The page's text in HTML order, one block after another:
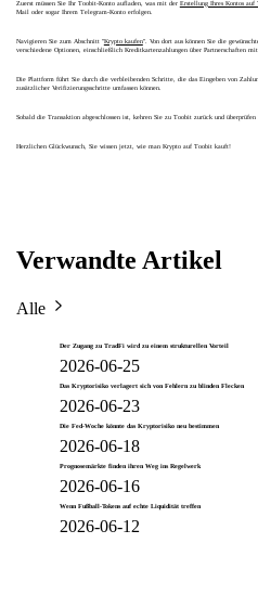
Zuerst müssen Sie Ihr Toobit-Konto aufladen, was mit der Erstellung Ihres Kontos auf
Mail oder sogar Ihrem Telegram-Konto erfolgen.
Navigieren Sie zum Abschnitt "Krypto kaufen". Von dort aus können Sie die
verschiedene Optionen, einschließlich Kreditkartenzahlungen über Partnerschaften
Die Plattform führt Sie durch die verbleibenden Schritte, die das Eingeben von
zusätzlicher Verifizierungsschritte umfassen können.
Sobald die Transaktion abgeschlossen ist, kehren Sie zu Toobit zurück und
Herzlichen Glückwunsch, Sie wissen jetzt, wie man Krypto auf Toobit kauft!
Verwandte Artikel
Alle
Der Zugang zu TradFi wird zu einem strukturellen Vorteil
2026-06-25
Das Kryptorisiko verlagert sich von Fehlern zu blinden Flecken
2026-06-23
Die Fed-Woche könnte das Kryptorisiko neu bestimmen
2026-06-18
Prognosemärkte finden ihren Weg ins Regelwerk
2026-06-16
Wenn Fußball-Tokens auf echte Liquidität treffen
2026-06-12